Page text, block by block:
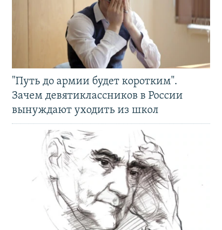
"Путь до армии будет коротким".
Зачем девятиклассников в России
вынуждают уходить из школ